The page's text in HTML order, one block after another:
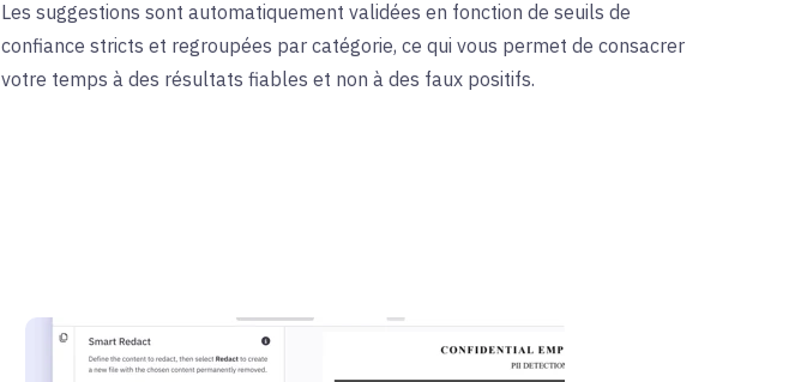
Les suggestions sont automatiquement validées en fonction de seuils de
confiance stricts et regroupées par catégorie, ce qui vous permet de consacrer
votre temps à des résultats fiables et non à des faux positifs.